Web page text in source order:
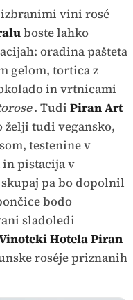
izbranimi vini rosé
boste lahko
oradina pašteta
gelom, tortica z
in vrtnicami
. Tudi Piran Art
želji tudi vegansko,
testenine v
pistacija v
pa bo dopolnil
bodo
sladoledi
Hotela Piran
roséje priznanih